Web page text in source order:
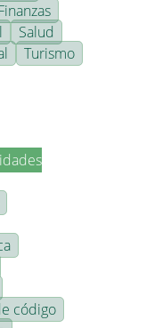
Salud
Turismo
código